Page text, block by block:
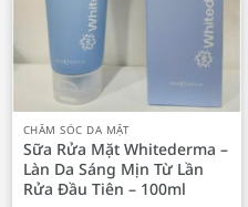
CHĂM SÓC DA MẶT
Sữa Rửa Mặt Whitederma –
Làn Da Sáng Mịn Từ Lần
Rửa Đầu Tiên – 100ml